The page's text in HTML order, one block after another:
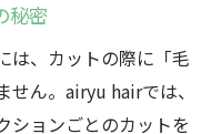
秘密
は、カットの際に「毛
ん。airyu hairでは、
ションごとのカットを